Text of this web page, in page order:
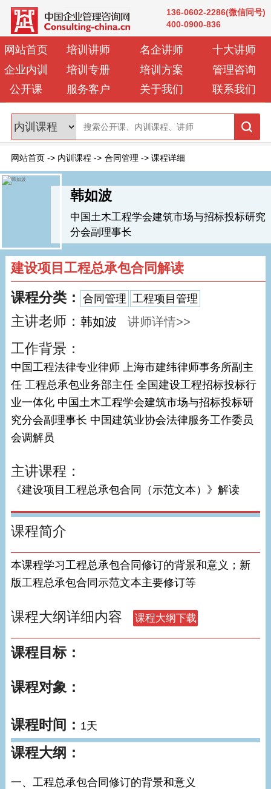
136-0602-2286(微信同号)
400-0900-836
网站首页 培训讲师 名企讲师
十大讲师
企业内训
培训专册 培训方案
管理咨询
公开课
服务客户 关于我们 联系我们
网站首页 -> 内训课程 -> 合同管理 -> 课程详细
韩如波
中国土木工程学会建筑市场与招标投标研究
分会副理事长
建设项目工程总承包合同解读
课程分类： 合同管理 工程项目管理
主讲老师： 韩如波 讲师详情>>
工作背景：
中国工程法律专业律师 上海市建纬律师事务所副主
任 工程总承包业务部主任 全国建设工程招标投标行
业一体化 中国土木工程学会建筑市场与招标投标研
究分会副理事长 中国建筑业协会法律服务工作委员
会调解员
主讲课程：
《建设项目工程总承包合同（示范文本）》解读
课程简介
本课程学习工程总承包合同修订的背景和意义；新
版工程总承包合同示范文本主要修订等
课程大纲详细内容
课程目标：
课程对象：
课程时间： 1天
课程大纲：
一、工程总承包合同修订的背景和意义